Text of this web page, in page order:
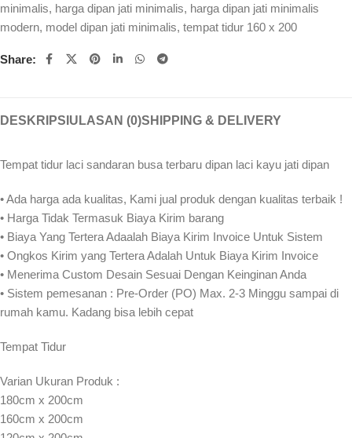
minimalis, harga dipan jati minimalis, harga dipan jati minimalis
modern, model dipan jati minimalis, tempat tidur 160 x 200
Share:
DESKRIPSI ULASAN (0)SHIPPING & DELIVERY
Tempat tidur laci sandaran busa terbaru dipan laci kayu jati dipan
• Ada harga ada kualitas, Kami jual produk dengan kualitas terbaik !
• Harga Tidak Termasuk Biaya Kirim barang
• Biaya Yang Tertera Adaalah Biaya Kirim Invoice Untuk Sistem
• Ongkos Kirim yang Tertera Adalah Untuk Biaya Kirim Invoice
• Menerima Custom Desain Sesuai Dengan Keinginan Anda
• Sistem pemesanan : Pre-Order (PO) Max. 2-3 Minggu sampai di
rumah kamu. Kadang bisa lebih cepat⁣⁣
Tempat Tidur
Varian Ukuran Produk :
180cm x 200cm
160cm x 200cm